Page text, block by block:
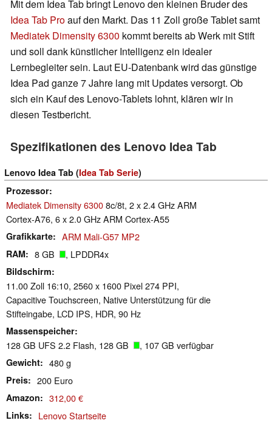
Mit dem Idea Tab bringt Lenovo den kleinen Bruder des
Idea Tab Proauf den Markt. Das 11 Zoll große Tablet samt
Mediatek Dimensity 6300 kommt bereits ab Werk mit Stift
und soll dank künstlicher Intelligenz ein idealer
Lernbegleiter sein. Laut EU-Datenbank wird das günstige
Idea Pad ganze 7 Jahre lang mit Updates versorgt. Ob
sich ein Kauf des Lenovo-Tablets lohnt, klären wir in
diesen Testbericht.
Spezifikationen des Lenovo Idea Tab
Lenovo Idea Tab (Idea Tab Serie)
Prozessor
Mediatek Dimensity 63008c/8t, 2 x 2.4 GHz ARM
Cortex-A76, 6 x 2.0 GHz ARM Cortex-A55
Grafikkarte ARM Mali-G57 MP2
RAM 8 GB , LPDDR4x
Bildschirm
11.00 Zoll 16:10, 2560 x 1600 Pixel 274 PPI,
Capacitive Touchscreen, Native Unterstützung für die
Stifteingabe, LCD IPS, HDR, 90 Hz
Massenspeicher
128 GB UFS 2.2 Flash, 128 GB , 107 GB verfügbar
Gewicht 480 g
Preis 200 Euro
Amazon 312,00 €
Links Lenovo Startseite